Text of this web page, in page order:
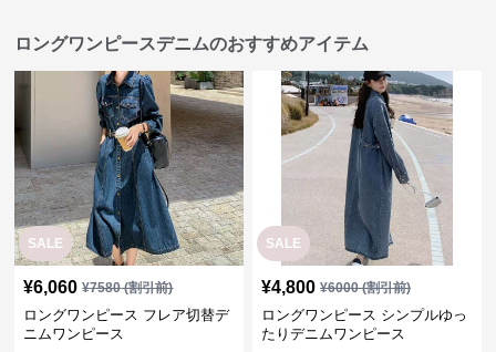
ロングワンピースデニムのおすすめアイテム
SALE
¥6,060 ¥7580(割引前)
ロングワンピース フレア切替デ
ニムワンピース
SALE
¥4,800 ¥6000(割引前)
ロングワンピース シンプルゆっ
たりデニムワンピース